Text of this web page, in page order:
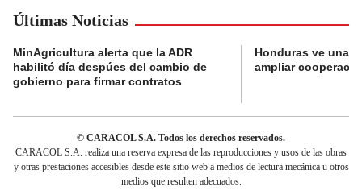
Últimas Noticias
MinAgricultura alerta que la ADR
habilitó día despúes del cambio de
gobierno para firmar contratos
Honduras ve una
ampliar
© CARACOL S.A. Todos los derechos reservados.
CARACOL S.A. realiza una reserva expresa de las reproducciones y usos de las obras
y otras prestaciones accesibles desde este sitio web a medios de lectura mecánica u otros
medios que resulten adecuados.